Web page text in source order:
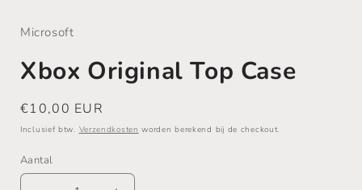
in
Microsoft
Xbox Original Top Case
Normale
prijs
€10,00 EUR
Inclusief btw. Verzendkosten worden berekend bij de checkout.
Aantal